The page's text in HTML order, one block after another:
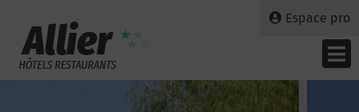
Espace pro